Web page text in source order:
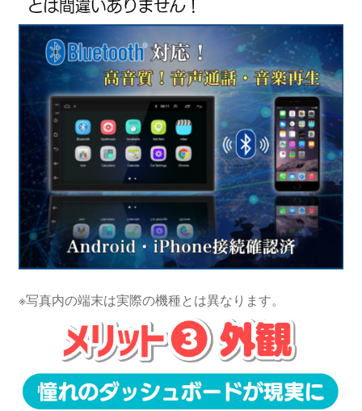
※写真内の端末は実際の機種とは異なります。